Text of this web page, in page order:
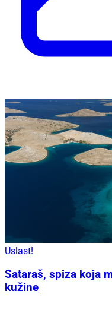
Uslast!
Sataraš, spiza koja
kužine